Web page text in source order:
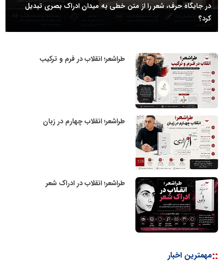
سیروس حامدی با کارنامه‌ای درخشان در فولاد، پالایش و بازار سرمایه
هدایت غول صنعت پتروشیمی را بر عهده گرفت
طراشعر؛ انقلاب در فرم و ترکیبروابط عمومی خبرگزاری گزارش خبر
طراشعر؛ انقلاب چهارم در زبانروابط عمومی خبرگزاری گزارش خبر
طراشعر؛ انقلاب در ادراک شعرروابط عمومی خبرگزاری گزارش خبر
::مهمترین اخبار